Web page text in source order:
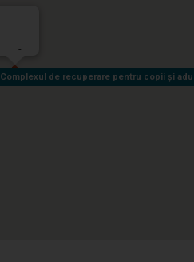
Complexul de recuperare pentru copii și
Complexul de recuperare pentru copii și
-